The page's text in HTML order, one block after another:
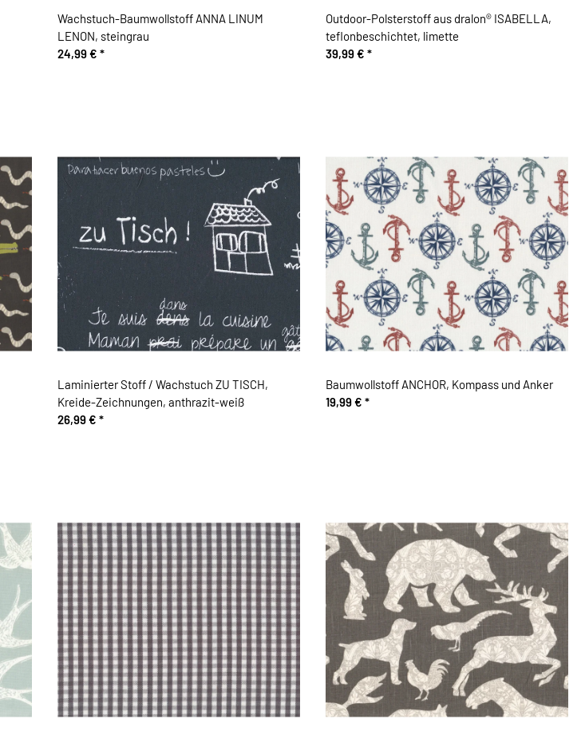
Wachstuch-Baumwollstoff ANNA LINUM
LENON, steingrau
24,99 € *
Outdoor-Polsterstoff aus dralon® ISABELLA,
teflonbeschichtet, limette
39,99 € *
Laminierter Stoff / Wachstuch ZU TISCH,
Kreide-Zeichnungen, anthrazit-weiß
26,99 € *
Baumwollstoff ANCHOR, Kompass und Anker
19,99 € *